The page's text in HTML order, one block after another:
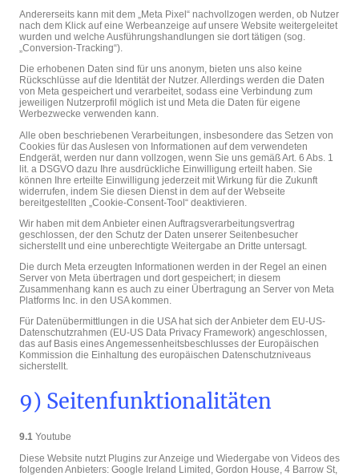
Andererseits kann mit dem „Meta Pixel“ nachvollzogen werden, ob Nutzer
nach dem Klick auf eine Werbeanzeige auf unsere Website weitergeleitet
wurden und welche Ausführungshandlungen sie dort tätigen (sog.
„Conversion-Tracking“).
Die erhobenen Daten sind für uns anonym, bieten uns also keine
Rückschlüsse auf die Identität der Nutzer. Allerdings werden die Daten
von Meta gespeichert und verarbeitet, sodass eine Verbindung zum
jeweiligen Nutzerprofil möglich ist und Meta die Daten für eigene
Werbezwecke verwenden kann.
Alle oben beschriebenen Verarbeitungen, insbesondere das Setzen von
Cookies für das Auslesen von Informationen auf dem verwendeten
Endgerät, werden nur dann vollzogen, wenn Sie uns gemäß Art. 6 Abs. 1
lit. a DSGVO dazu Ihre ausdrückliche Einwilligung erteilt haben. Sie
können Ihre erteilte Einwilligung jederzeit mit Wirkung für die Zukunft
widerrufen, indem Sie diesen Dienst in dem auf der Webseite
bereitgestellten „Cookie-Consent-Tool“ deaktivieren.
Wir haben mit dem Anbieter einen Auftragsverarbeitungsvertrag
geschlossen, der den Schutz der Daten unserer Seitenbesucher
sicherstellt und eine unberechtigte Weitergabe an Dritte untersagt.
Die durch Meta erzeugten Informationen werden in der Regel an einen
Server von Meta übertragen und dort gespeichert; in diesem
Zusammenhang kann es auch zu einer Übertragung an Server von Meta
Platforms Inc. in den USA kommen.
Für Datenübermittlungen in die USA hat sich der Anbieter dem EU-US-
Datenschutzrahmen (EU-US Data Privacy Framework) angeschlossen,
das auf Basis eines Angemessenheitsbeschlusses der Europäischen
Kommission die Einhaltung des europäischen Datenschutzniveaus
sicherstellt.
9) Seitenfunktionalitäten
9.1 Youtube
Diese Website nutzt Plugins zur Anzeige und Wiedergabe von Videos des
folgenden Anbieters: Google Ireland Limited, Gordon House, 4 Barrow St,